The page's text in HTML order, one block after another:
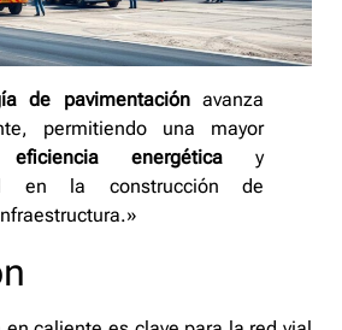
de pavimentaciónavanza
permitiendo una mayor
eficiencia energética y
en la construcción de